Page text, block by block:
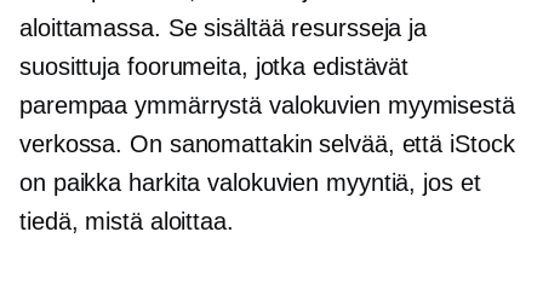
aloittamassa. Se sisältää resursseja ja
suosittuja foorumeita, jotka edistävät
parempaa ymmärrystä valokuvien myymisestä
verkossa. On sanomattakin selvää, että iStock
on paikka harkita valokuvien myyntiä, jos et
tiedä, mistä aloittaa.